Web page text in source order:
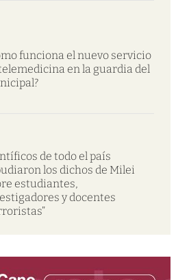
funciona el nuevo servicio
en la guardia del
de todo el país
los dichos de Milei
estudiantes,
y docentes